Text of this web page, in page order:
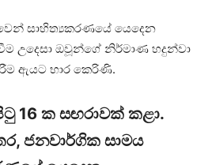
සාහිත්‍යකරණයේ යෙදෙන
උදෙසා ඔවූන්ගේ නිර්මාණ හදුන්වා
ඇයට භාර කෙරිණි.
16 ක සඟරාවක් කළා.
ජනවාර්ගික සාමය